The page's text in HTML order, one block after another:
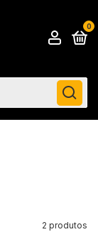
0
2 produtos